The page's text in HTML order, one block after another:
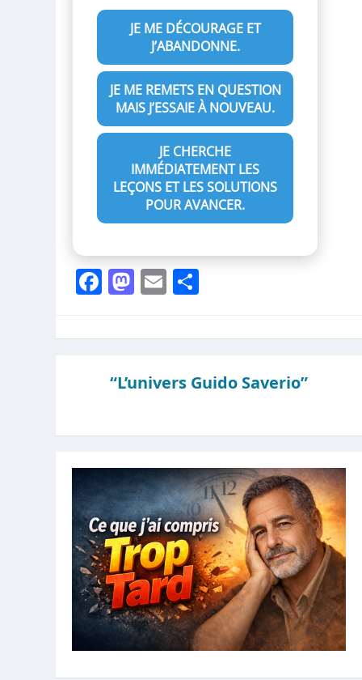
JE ME DÉCOURAGE ET
J’ABANDONNE.
JE ME REMETS EN QUESTION
MAIS J’ESSAIE À NOUVEAU.
JE CHERCHE
IMMÉDIATEMENT LES
LEÇONS ET LES SOLUTIONS
POUR AVANCER.
Facebook
Mastodon
EmailPartager
“L’univers Guido Saverio”